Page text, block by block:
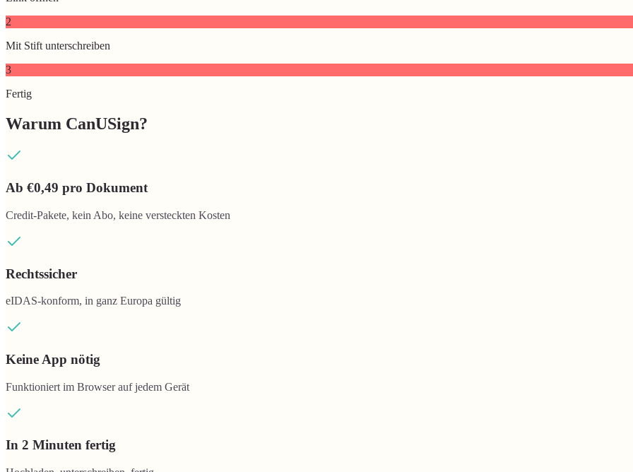
2
Mit Stift unterschreiben
3
Fertig
Warum CanUSign?
Ab €0,49 pro Dokument
Credit-Pakete, kein Abo, keine versteckten Kosten
Rechtssicher
eIDAS-konform, in ganz Europa gültig
Keine App nötig
Funktioniert im Browser auf jedem Gerät
In 2 Minuten fertig